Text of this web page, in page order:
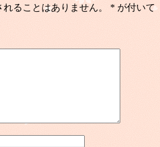
ることはありません。 * が付いて